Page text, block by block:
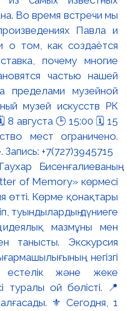
Во время встречи мы
Павла и
том, как создаётся
почему многие
частью нашей
пределами музейной
музей искусств РК
августа 🕒 15:00 🗓 15
мест ограничено.
+7(727)3945715